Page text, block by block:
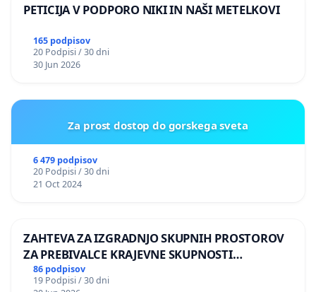
PETICIJA V PODPORO NIKI IN NAŠI METELKOVI
165 podpisov
20 Podpisi / 30 dni
30 Jun 2026
Za prost dostop do gorskega sveta
6 479 podpisov
20 Podpisi / 30 dni
21 Oct 2024
ZAHTEVA ZA IZGRADNJO SKUPNIH PROSTOROV
ZA PREBIVALCE KRAJEVNE SKUPNOSTI
PRESTRANEK
86 podpisov
19 Podpisi / 30 dni